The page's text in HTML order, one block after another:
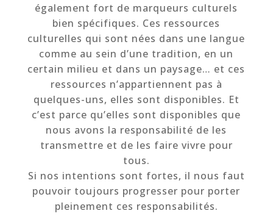
également fort de marqueurs culturels
bien spécifiques. Ces ressources
culturelles qui sont nées dans une langue
comme au sein d’une tradition, en un
certain milieu et dans un paysage… et ces
ressources n’appartiennent pas à
quelques-uns, elles sont disponibles. Et
c’est parce qu’elles sont disponibles que
nous avons la responsabilité de les
transmettre et de les faire vivre pour
tous.
Si nos intentions sont fortes, il nous faut
pouvoir toujours progresser pour porter
pleinement ces responsabilités.